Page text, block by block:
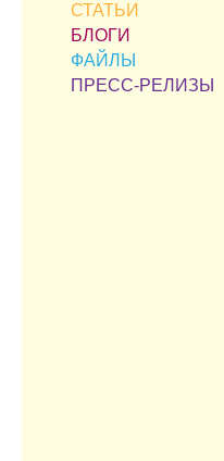
СТАТЬИ
БЛОГИ
ФАЙЛЫ
ПРЕСС-РЕЛИЗЫ